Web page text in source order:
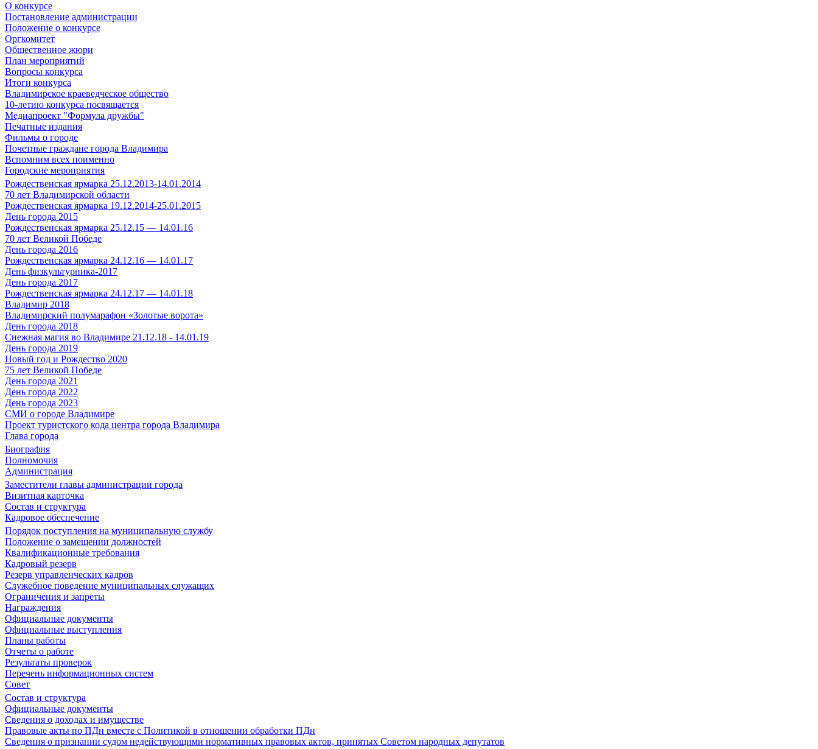
О конкурсе
Постановление администрации
Положение о конкурсе
Оргкомитет
Общественное жюри
План мероприятий
Вопросы конкурса
Итоги конкурса
Владимирское краеведческое общество
10-летию конкурса посвящается
Медиапроект "Формула дружбы"
Печатные издания
Фильмы о городе
Почетные граждане города Владимира
Вспомним всех поименно
Городские мероприятия
Рождественская ярмарка 25.12.2013-14.01.2014
70 лет Владимирской области
Рождественская ярмарка 19.12.2014-25.01.2015
День города 2015
Рождественская ярмарка 25.12.15 — 14.01.16
70 лет Великой Победе
День города 2016
Рождественская ярмарка 24.12.16 — 14.01.17
День физкультурника-2017
День города 2017
Рождественская ярмарка 24.12.17 — 14.01.18
Владимир 2018
Владимирский полумарафон «Золотые ворота»
День города 2018
Снежная магия во Владимире 21.12.18 - 14.01.19
День города 2019
Новый год и Рождество 2020
75 лет Великой Победе
День города 2021
День города 2022
День города 2023
СМИ о городе Владимире
Проект туристского кода центра города Владимира
Глава города
Биография
Полномочия
Администрация
Заместители главы администрации города
Визитная карточка
Состав и структура
Кадровое обеспечение
Порядок поступления на муниципальную службу
Положение о замещении должностей
Квалификационные требования
Кадровый резерв
Резерв управленческих кадров
Служебное поведение муниципальных служащих
Ограничения и запреты
Награждения
Официальные документы
Официальные выступления
Планы работы
Отчеты о работе
Результаты проверок
Перечень информационных систем
Совет
Состав и структура
Официальные документы
Сведения о доходах и имуществе
Правовые акты по ПДн вместе с Политикой в отношении обработки ПДн
Сведения о признании судом недействующими нормативных правовых актов, принятых Советом народных депутатов